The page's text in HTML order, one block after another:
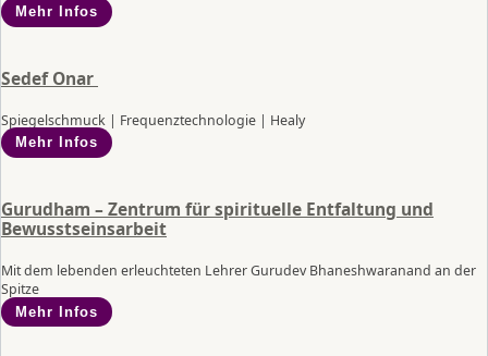
Mehr Infos
Sedef Onar
Spiegelschmuck | Frequenztechnologie | Healy
Mehr Infos
Gurudham – Zentrum für spirituelle Entfaltung und
Bewusstseinsarbeit
Mit dem lebenden erleuchteten Lehrer Gurudev Bhaneshwaranand an der
Spitze
Mehr Infos